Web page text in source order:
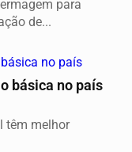
para
de...
básica no país
têm melhor